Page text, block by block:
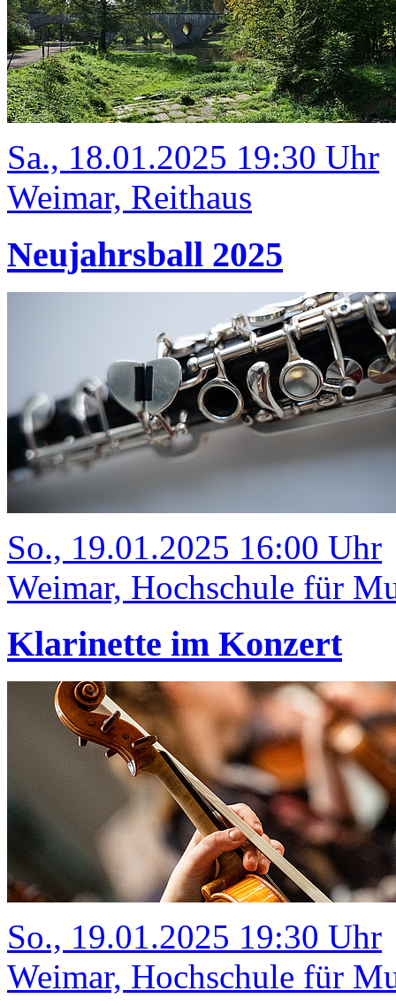
Sa., 18.01.2025 19:30 Uhr
Weimar, Reithaus
Neujahrsball 2025
So., 19.01.2025 16:00 Uhr
Weimar, Hochschule für
Klarinette im Konzert
So., 19.01.2025 19:30 Uhr
Weimar, Hochschule für